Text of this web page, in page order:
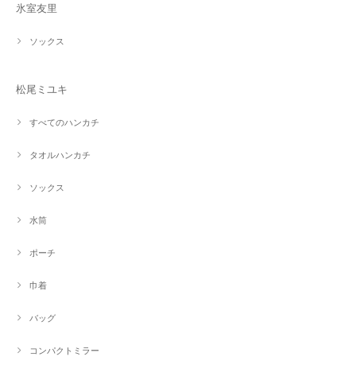
氷室友里
ソックス
松尾ミユキ
すべてのハンカチ
タオルハンカチ
ソックス
水筒
ポーチ
巾着
バッグ
コンパクトミラー